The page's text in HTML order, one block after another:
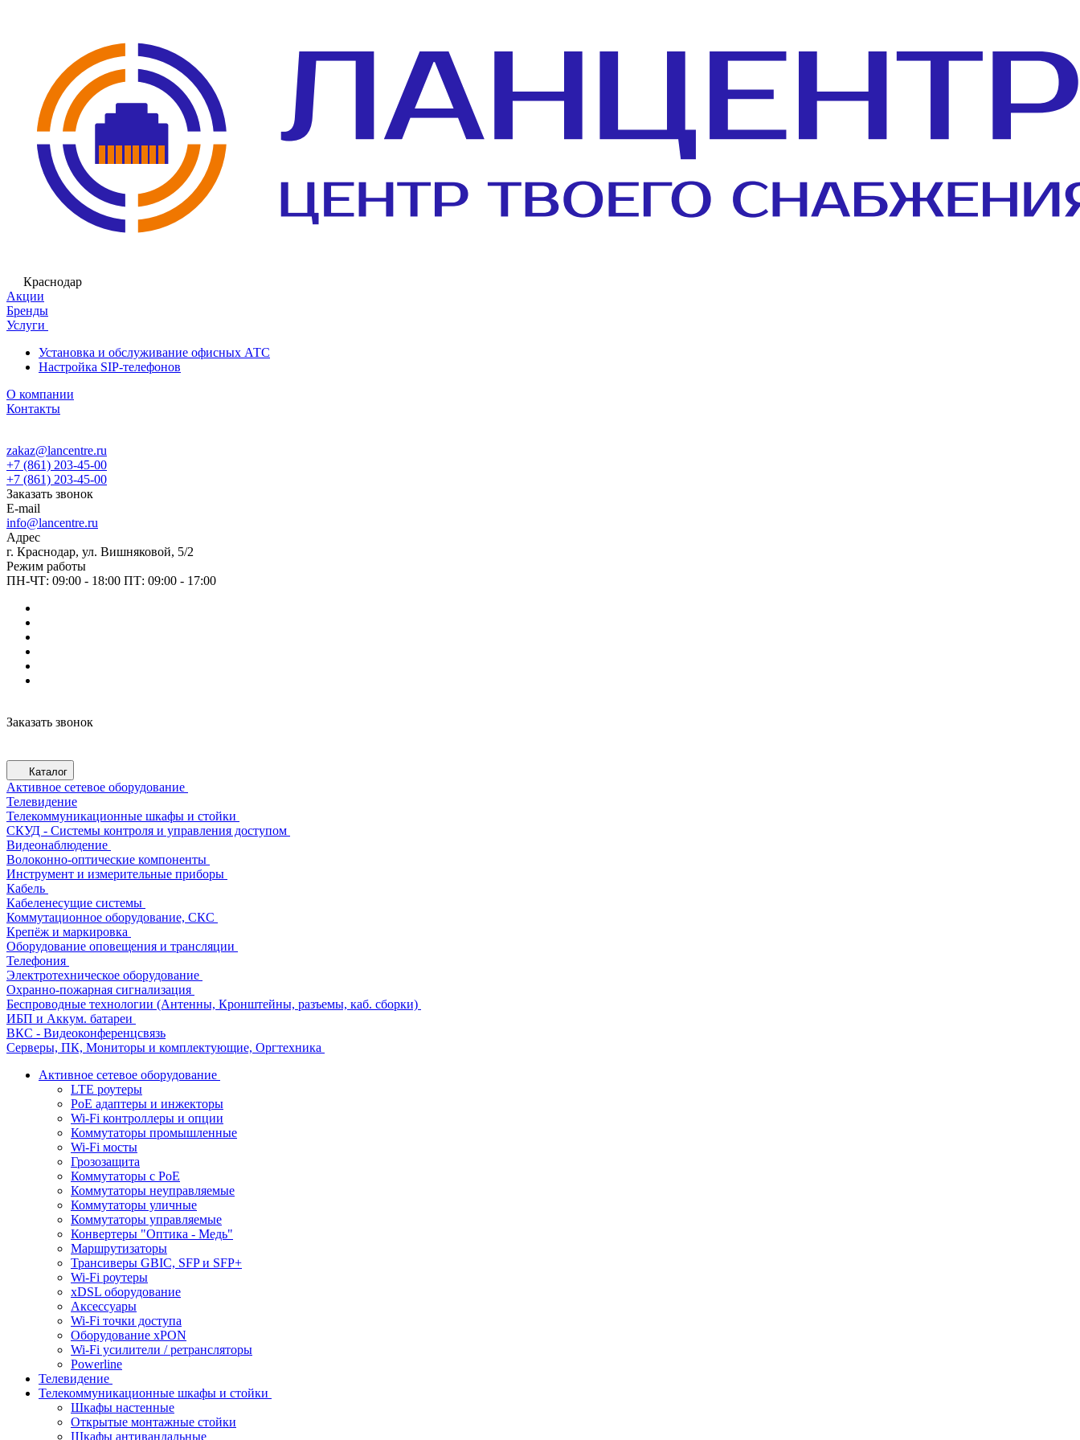
Краснодар
Акции
Бренды
Услуги
Установка и обслуживание офисных АТС
Настройка SIP-телефонов
О компании
Контакты
zakaz@lancentre.ru
+7 (861) 203-45-00
+7 (861) 203-45-00
Заказать звонок
E-mail
info@lancentre.ru
Адрес
г. Краснодар, ул. Вишняковой, 5/2
Режим работы
ПН-ЧТ: 09:00 - 18:00 ПТ: 09:00 - 17:00
Заказать звонок
Каталог
Активное сетевое оборудование
Телевидение
Телекоммуникационные шкафы и стойки
СКУД - Системы контроля и управления доступом
Видеонаблюдение
Волоконно-оптические компоненты
Инструмент и измерительные приборы
Кабель
Кабеленесущие системы
Коммутационное оборудование, СКС
Крепёж и маркировка
Оборудование оповещения и трансляции
Телефония
Электротехническое оборудование
Охранно-пожарная сигнализация
Беспроводные технологии (Антенны, Кронштейны, разъемы, каб. сборки)
ИБП и Аккум. батареи
ВКС - Видеоконференцсвязь
Серверы, ПК, Мониторы и комплектующие, Оргтехника
Активное сетевое оборудование
LTE роутеры
PoE адаптеры и инжекторы
Wi-Fi контроллеры и опции
Коммутаторы промышленные
Wi-Fi мосты
Грозозащита
Коммутаторы c PoE
Коммутаторы неуправляемые
Коммутаторы уличные
Коммутаторы управляемые
Конвертеры "Оптика - Медь"
Маршрутизаторы
Трансиверы GBIC, SFP и SFP+
Wi-Fi роутеры
xDSL оборудование
Аксессуары
Wi-Fi точки доступа
Оборудование хPON
Wi-Fi усилители / ретрансляторы
Powerline
Телевидение
Телекоммуникационные шкафы и стойки
Шкафы настенные
Открытые монтажные стойки
Шкафы антивандальные